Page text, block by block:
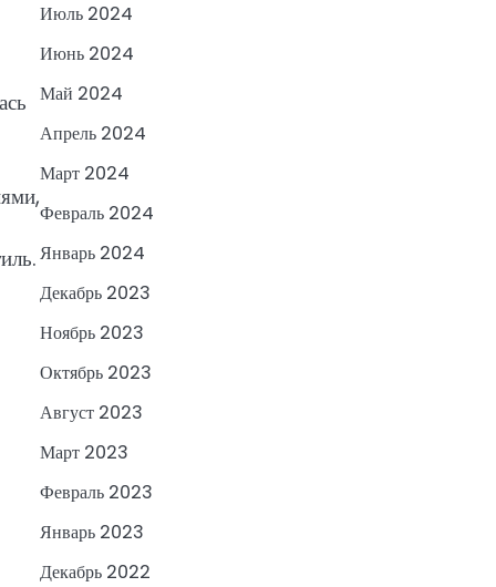
Июль 2024
Июнь 2024
Май 2024
Апрель 2024
Март 2024
Февраль 2024
Январь 2024
Декабрь 2023
Ноябрь 2023
Октябрь 2023
Август 2023
Март 2023
Февраль 2023
Январь 2023
Декабрь 2022